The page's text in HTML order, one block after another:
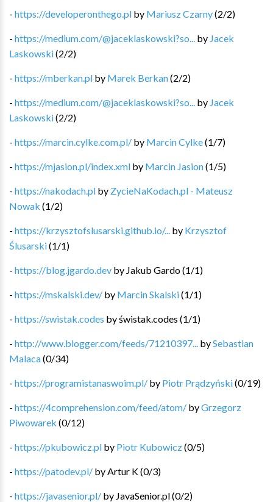
- https://developeronthego.pl by Mariusz Czarny(2/2)
- https://medium.com/@jaceklaskowski?so... by Jacek
Laskowski(2/2)
- https://mberkan.pl by Marek Berkan(2/2)
- https://medium.com/@jaceklaskowski?so... by Jacek
Laskowski(2/2)
- https://marcin.cylke.com.pl/ by Marcin Cylke(1/7)
- https://mjasion.pl/index.xml by Marcin Jasion(1/5)
- https://nakodach.pl by ZycieNaKodach.pl - Mateusz
Nowak (1/2)
- https://krzysztofslusarski.github.io/... by Krzysztof
Ślusarski(1/1)
- https://blog.jgardo.dev by Jakub Gardo(1/1)
- https://mskalski.dev/ by Marcin Skalski(1/1)
- https://swistak.codes byświstak.codes (1/1)
- http://www.blogger.com/feeds/71210397... bySebastian
Malaca(0/34)
- https://programistanaswoim.pl/ by Piotr Prądzyński(0/19)
- https://4comprehension.com/feed/atom/ byGrzegorz
Piwowarek (0/12)
- https://pkubowicz.pl by Piotr Kubowicz(0/5)
- https://patodev.pl/ by Artur K(0/3)
- https://javasenior.pl/ by JavaSenior.pl(0/2)